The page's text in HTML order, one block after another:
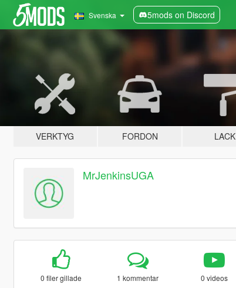
Svenska 5mods on Discord
VERKTYG FORDON LACK
MrJenkinsUGA
0 filer gillade 1 kommentar 0 videos